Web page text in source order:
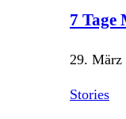
7 Tage
29. März
Stories